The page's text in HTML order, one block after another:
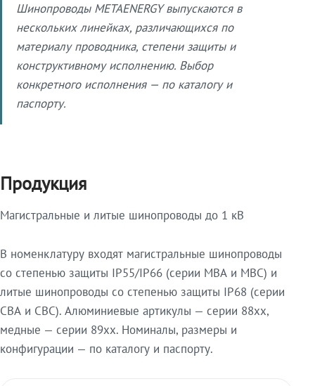
Шинопроводы METAENERGY выпускаются в
нескольких линейках, различающихся по
материалу проводника, степени защиты и
конструктивному исполнению. Выбор
конкретного исполнения — по каталогу и
паспорту.
Продукция
Магистральные и литые шинопроводы до 1 кВ
В номенклатуру входят магистральные шинопроводы
со степенью защиты IP55/IP66 (серии МВА и МВС) и
литые шинопроводы со степенью защиты IP68 (серии
СВА и СВС). Алюминиевые артикулы — серии 88xx,
медные — серии 89xx. Номиналы, размеры и
конфигурации — по каталогу и паспорту.